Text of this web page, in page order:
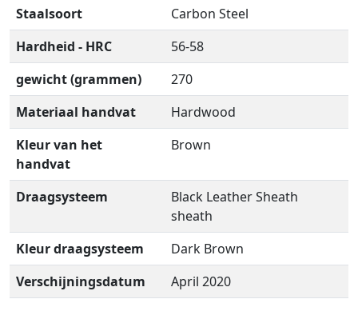
Staalsoort
Carbon Steel
Hardheid - HRC
56-58
gewicht (grammen)
270
Materiaal handvat
Hardwood
Kleur van het
handvat
Brown
Draagsysteem
Black Leather Sheath
sheath
Kleur draagsysteem
Dark Brown
Verschijningsdatum
April 2020